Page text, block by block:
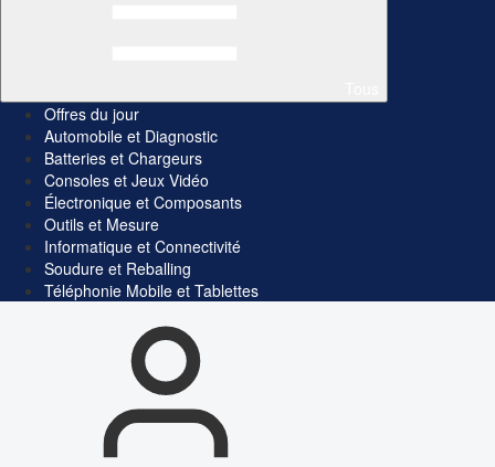
Offres du jour
Automobile et Diagnostic
Batteries et Chargeurs
Consoles et Jeux Vidéo
Électronique et Composants
Outils et Mesure
Informatique et Connectivité
Soudure et Reballing
Téléphonie Mobile et Tablettes